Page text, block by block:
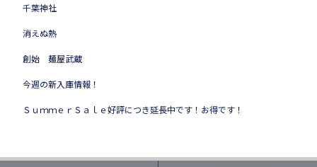
千葉神社
消えぬ熱
創始 麺屋武蔵
今週の新入庫情報！
ＳｕｍｍｅｒＳａｌｅ好評につき延長中です！お得です！